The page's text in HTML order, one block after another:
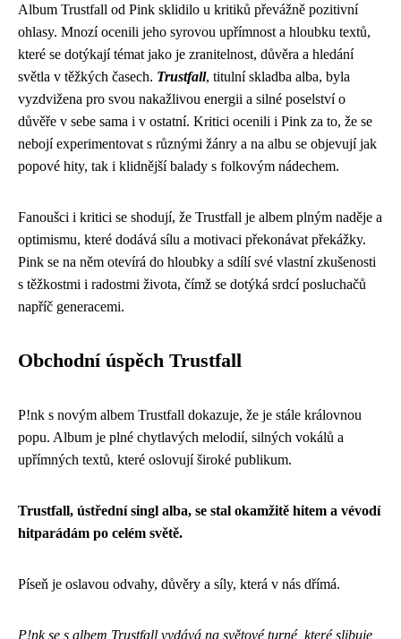
Album Trustfall od Pink sklidilo u kritiků převážně pozitivní
ohlasy. Mnozí ocenili jeho syrovou upřímnost a hloubku textů,
které se dotýkají témat jako je zranitelnost, důvěra a hledání
světla v těžkých časech. Trustfall, titulní skladba alba, byla
vyzdvižena pro svou nakažlivou energii a silné poselství o
důvěře v sebe sama i v ostatní. Kritici ocenili i Pink za to, že se
nebojí experimentovat s různými žánry a na albu se objevují jak
popové hity, tak i klidnější balady s folkovým nádechem.
Fanoušci i kritici se shodují, že Trustfall je albem plným naděje a
optimismu, které dodává sílu a motivaci překonávat překážky.
Pink se na něm otevírá do hloubky a sdílí své vlastní zkušenosti
s těžkostmi i radostmi života, čímž se dotýká srdcí posluchačů
napříč generacemi.
Obchodní úspěch Trustfall
P!nk s novým albem Trustfall dokazuje, že je stále královnou
popu. Album je plné chytlavých melodií, silných vokálů a
upřímných textů, které oslovují široké publikum.
Trustfall, ústřední singl alba, se stal okamžitě hitem a vévodí
hitparádám po celém světě.
Píseň je oslavou odvahy, důvěry a síly, která v nás dřímá.
P!nk se s albem Trustfall vydává na světové turné, které slibuje